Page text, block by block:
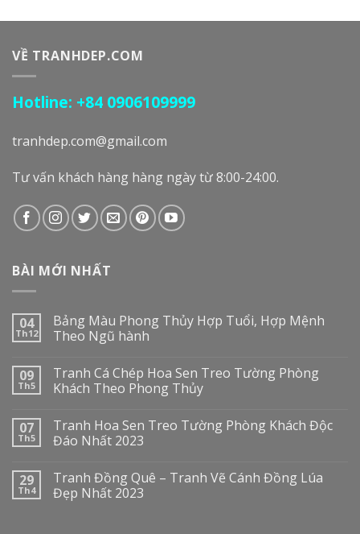
VỀ TRANHDEP.COM
Hotline: +84 0906109999
tranhdep.com@gmail.com
Tư vấn khách hàng hàng ngày từ 8:00-24:00.
BÀI MỚI NHẤT
04
Th12
Bảng Màu Phong Thủy Hợp Tuổi, Hợp Mệnh
Theo Ngũ hành
09
Th5
Tranh Cá Chép Hoa Sen Treo Tường Phòng
Khách Theo Phong Thủy
07
Th5
Tranh Hoa Sen Treo Tường Phòng Khách Độc
Đáo Nhất 2023
29
Th4
Tranh Đồng Quê – Tranh Vẽ Cánh Đồng Lúa
Đẹp Nhất 2023